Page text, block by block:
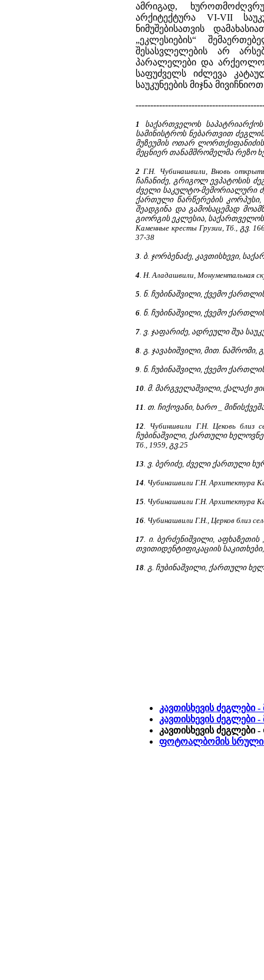
ამრიგად,
არქიტექტურა VI-VII
ნიმუშებისათვის
„ეკლესიების“
შესასვლელების არ
პარალელები და
საფუძველს იძლევა
საუკუნეების მიჯნა
1
საქართველოს
სამინისტროს ნებართვით
მუზეუმის ოთარ
მეცნიერ თანამშრომელმა რეზო
2 Г.Н. Чубинашвили, Вновь
ჩაჩანიძე, გრიგოლ ევპატოსის
ძველი საკულტო-მემორიალური
ქართული წარწერების
შეადგინა და გამოსაცემად
გიორგის ეკლესია, საქართველოს
Каменные кресты Грузии, Тб.,
37-38
3 . ბ. ჯორბენაძე, კავთისხევი,
4 . Н. Аладашвили, Монументальная
5 . ნ. ჩუბინაშვილი, ქვემო
6 . ნ. ჩუბინაშვილი, ქვემო
7 . ვ. ჯაფარიძე, ადრეული შუა
8 . გ. ჯავახიშვილი, მით. ნაშრომი,
9 . ნ. ჩუბინაშვილი, ქვემო
10 . მ. მარგველაშვილი, ქალაქი
11 . თ. ჩიქოვანი, ხარო _
12 . Чубиншвили Г.Н. Цековь близ
ჩუბინაშვილი, ქართული
Тб., 1959, გვ.25
13 . ვ. ბერიძე, ძველი ქართული
14 . Чубинaшвили Г.Н. Архитектура
15 . Чубинaшвили Г.Н. Архитектура
16 . Чубинaшвили Г.Н., Церков
17 . ი. ბერძენიშვილი,
თვითიდენტიფიკაციის საკითხები,
18 . გ. ჩუბინაშვილი, ქართული
კავთისხევის ძეგლები
კავთისხევის ძეგლები
კავთისხევის
ფოტოალბომის სრული